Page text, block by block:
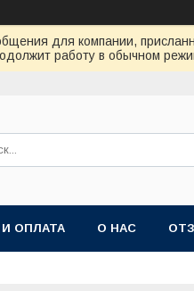
для компании,
работу в обычном
ОПЛАТА О НАС